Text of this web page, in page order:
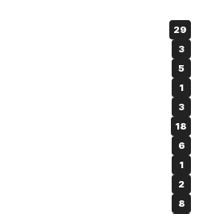
29
3
5
1
3
18
6
1
2
8